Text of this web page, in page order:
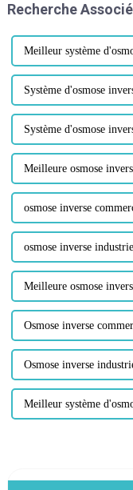
du gaz de haut fourneau
de la poussière...
Recherche
Meilleur système
Système d'osmose
Système d'osmose
Meilleure osmose
osmose inverse
osmose inverse
Meilleure osmose
Osmose inverse
Osmose inverse
Meilleur système